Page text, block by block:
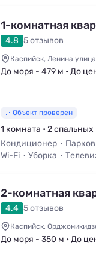
1-комнатная
4.8 5 отзывов
Каспийск, Ленина
До моря - 479 м • До
Объект проверен
1 комната • 2 спальных
Кондиционер
Wi-Fi
Уборка
2-комнатная
4.4 5 отзывов
Каспийск,
До моря - 350 м • До